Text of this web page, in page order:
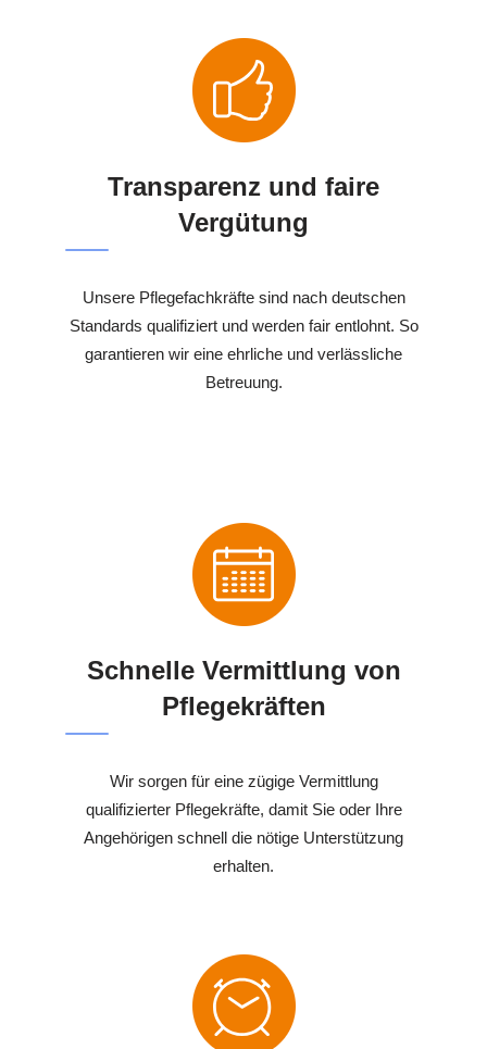
Transparenz und faire
Vergütung
Unsere Pflegefachkräfte sind nach deutschen
Standards qualifiziert und werden fair entlohnt. So
garantieren wir eine ehrliche und verlässliche
Betreuung.
Schnelle Vermittlung von
Pflegekräften
Wir sorgen für eine zügige Vermittlung
qualifizierter Pflegekräfte, damit Sie oder Ihre
Angehörigen schnell die nötige Unterstützung
erhalten.